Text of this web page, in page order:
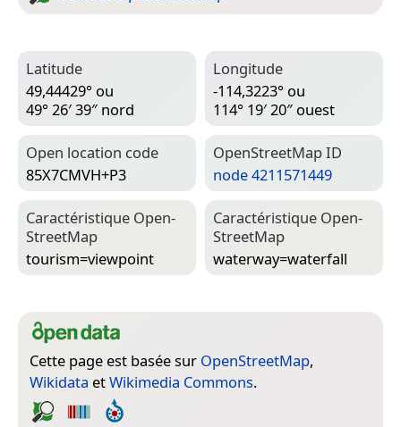
Latitude
49,44429° ou
49° 26′ 39″ nord
Longitude
-114,3223° ou
114° 19′ 20″ ouest
Open location code
85X7CMVH+P3
Open­Street­Map ID
node 4211571449
Caractéristique Open­
Street­Map
tourism=­viewpoint
Caractéristique Open­
Street­Map
waterway=­waterfall
Cette page est basée sur OpenStreetMap,
Wikidata etWikimedia Commons.